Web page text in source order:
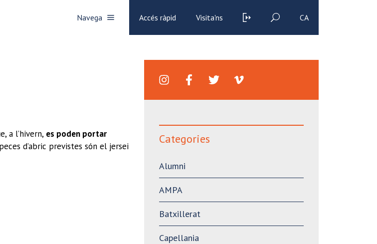
Navega Accés ràpid Visita'ns CA
a l’hivern, es poden portar
d’abric previstes són el jersei
Categories
Alumni
AMPA
Batxillerat
Capellania